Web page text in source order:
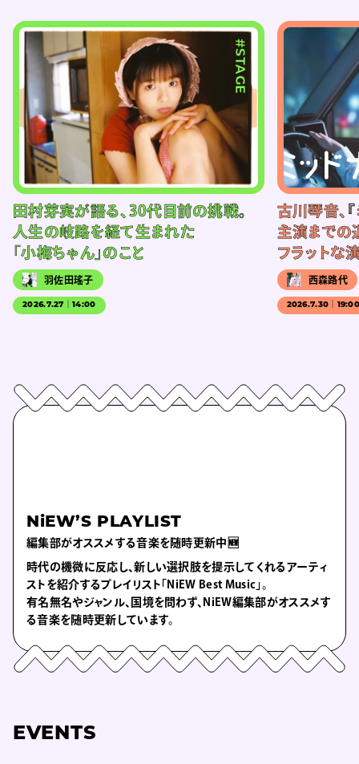
#STAGE
田村芽実が語る、30代目前の挑戦。
人生の岐路を経て生まれた
「小梅ちゃん」のこと
羽佐田瑤子
2026.7.27｜14:00
古川琴音、
主演までの
フラットな
西森路代
2026.7.30｜
NiEW’S PLAYLIST
編集部がオススメする音楽を随時更新中🆕
時代の機微に反応し、新しい選択肢を提示してくれるアーティ
ストを紹介するプレイリスト「NiEW Best Music」。
有名無名やジャンル、国境を問わず、NiEW編集部がオススメす
る音楽を随時更新しています。
EVENTS